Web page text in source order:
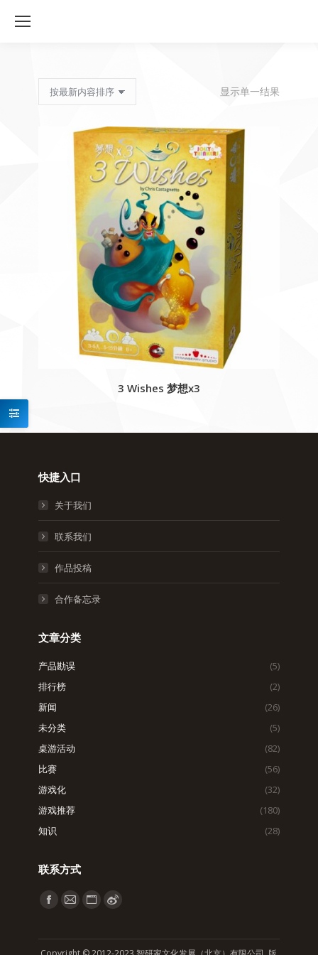
显示单一结果
3 Wishes 梦想x3
快捷入口
关于我们
联系我们
作品投稿
合作备忘录
文章分类
产品勘误
(5)
排行榜
(2)
新闻
(26)
未分类
(5)
桌游活动
(82)
比赛
(56)
游戏化
(32)
游戏推荐
(180)
知识
(28)
联系方式
找到我们：
Facebook
Mail WebsiteWeibo